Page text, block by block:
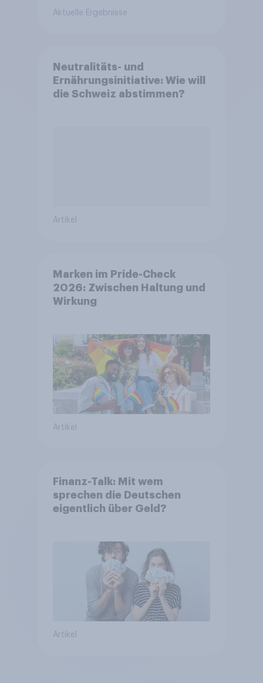
Aktuelle Ergebnisse
Neutralitäts- und
Ernährungsinitiative: Wie will
die Schweiz abstimmen?
Artikel
Marken im Pride-Check
2026: Zwischen Haltung und
Wirkung
Artikel
Finanz-Talk: Mit wem
sprechen die Deutschen
eigentlich über Geld?
Artikel